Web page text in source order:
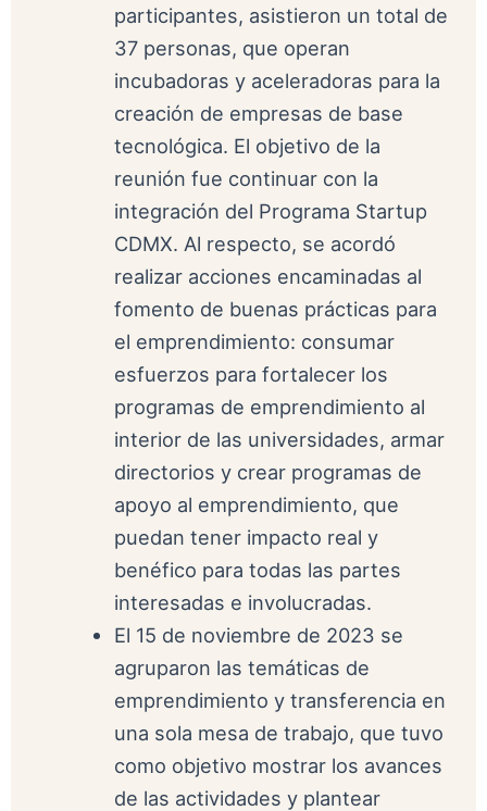
participantes, asistieron un total de
37 personas, que operan
incubadoras y aceleradoras para la
creación de empresas de base
tecnológica. El objetivo de la
reunión fue continuar con la
integración del Programa Startup
CDMX. Al respecto, se acordó
realizar acciones encaminadas al
fomento de buenas prácticas para
el emprendimiento: consumar
esfuerzos para fortalecer los
programas de emprendimiento al
interior de las universidades, armar
directorios y crear programas de
apoyo al emprendimiento, que
puedan tener impacto real y
benéfico para todas las partes
interesadas e involucradas.
El 15 de noviembre de 2023 se
agruparon las temáticas de
emprendimiento y transferencia en
una sola mesa de trabajo, que tuvo
como objetivo mostrar los avances
de las actividades y plantear